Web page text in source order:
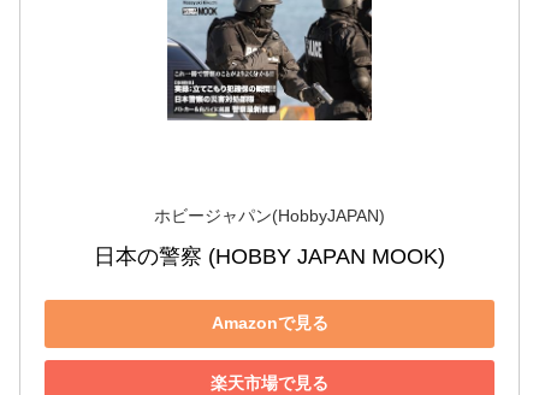
ホビージャパン(HobbyJAPAN)
日本の警察 (HOBBY JAPAN MOOK)
Amazonで見る
楽天市場で見る